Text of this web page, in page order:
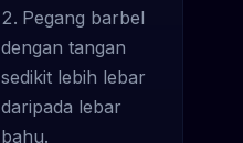
Pegang barbel
dengan tangan
sedikit lebih lebar
daripada lebar
bahu.